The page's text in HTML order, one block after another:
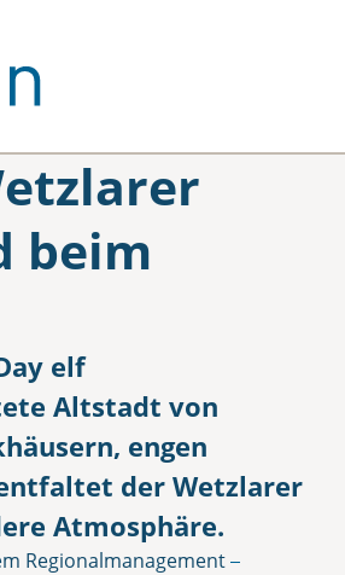
beim
elf
Altstadt von
engen
der Wetzlarer
Atmosphäre.
Regionalmanagement